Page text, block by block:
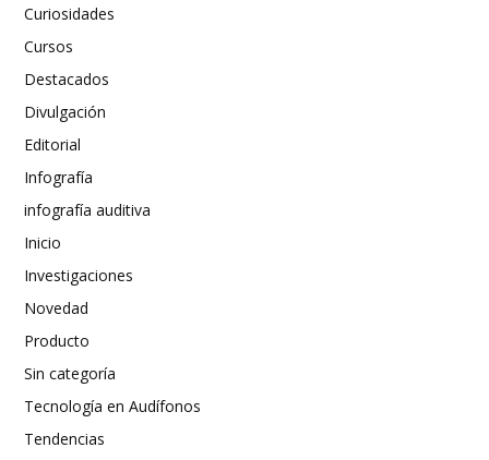
Curiosidades
Cursos
Destacados
Divulgación
Editorial
Infografía
infografía auditiva
Inicio
Investigaciones
Novedad
Producto
Sin categoría
Tecnología en Audífonos
Tendencias